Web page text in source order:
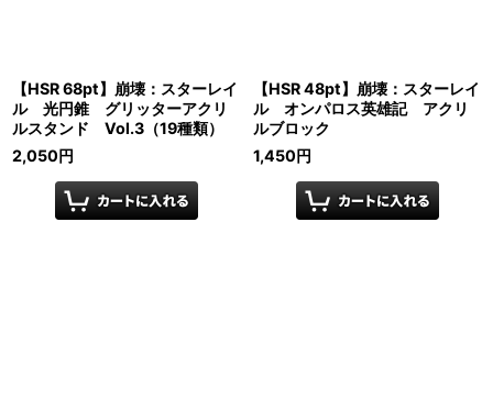
【HSR 68pt】崩壊：スターレイ
ル 光円錐 グリッターアクリ
ルスタンド Vol.3（19種類）
2,050円
【HSR 48pt】崩壊：スターレイ
ル オンパロス英雄記 アクリ
ルブロック
1,450円